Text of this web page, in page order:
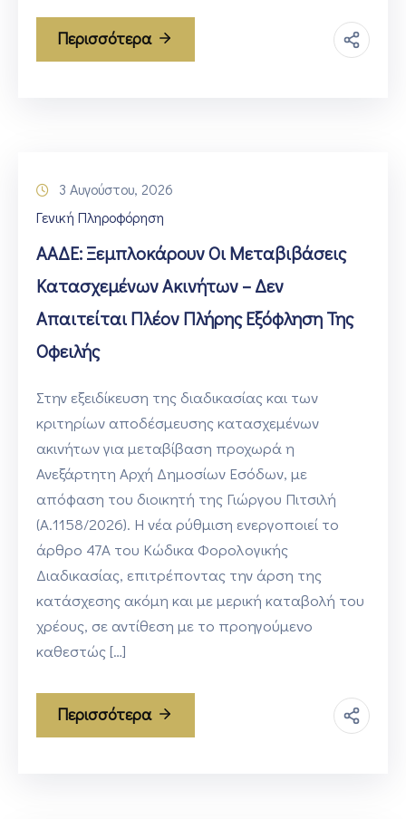
Περισσότερα
3 Αυγούστου, 2026
Γενική Πληροφόρηση
ΑΑΔΕ: Ξεμπλοκάρουν Οι Μεταβιβάσεις
Κατασχεμένων Ακινήτων – Δεν
Απαιτείται Πλέον Πλήρης Εξόφληση Της
Οφειλής
Στην εξειδίκευση της διαδικασίας και των
κριτηρίων αποδέσμευσης κατασχεμένων
ακινήτων για μεταβίβαση προχωρά η
Ανεξάρτητη Αρχή Δημοσίων Εσόδων, με
απόφαση του διοικητή της Γιώργου Πιτσιλή
(Α.1158/2026). Η νέα ρύθμιση ενεργοποιεί το
άρθρο 47Α του Κώδικα Φορολογικής
Διαδικασίας, επιτρέποντας την άρση της
κατάσχεσης ακόμη και με μερική καταβολή του
χρέους, σε αντίθεση με το προηγούμενο
καθεστώς […]
Περισσότερα